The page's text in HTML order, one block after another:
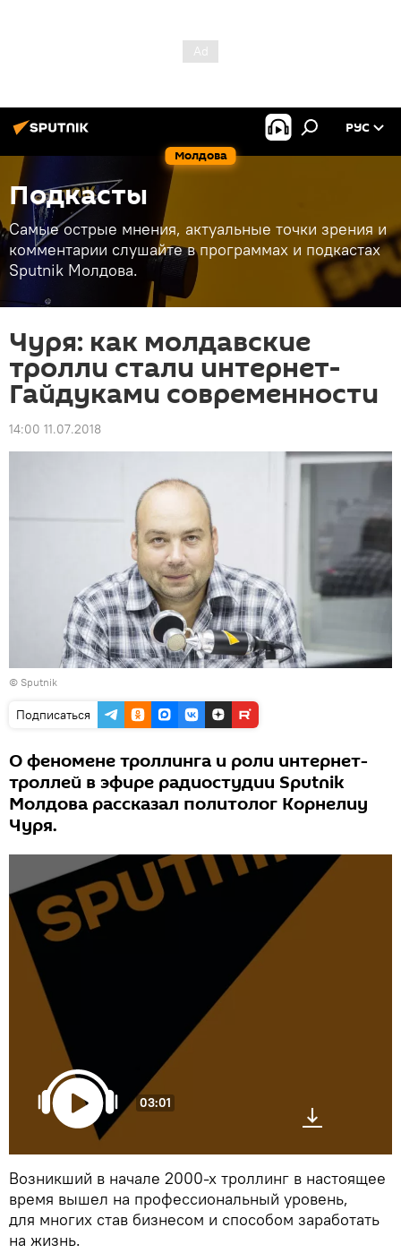
Молдова
РУС
Подкасты
Самые острые мнения, актуальные точки зрения и
комментарии слушайте в программах и подкастах
Sputnik Молдова.
Чуря: как молдавские
тролли стали интернет-
Гайдуками современности
14:00 11.07.2018
© Sputnik
Подписаться
О феномене троллинга и роли интернет-
троллей в эфире радиостудии Sputnik
Молдова рассказал политолог Корнелиу
Чуря.
03:01
Возникший в начале 2000-х троллинг в настоящее
время вышел на профессиональный уровень,
для многих став бизнесом и способом заработать
на жизнь.